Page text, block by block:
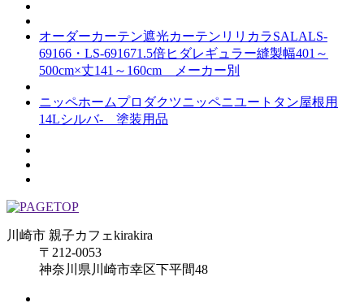
オーダーカーテン遮光カーテンリリカラSALALS-
69166・LS-691671.5倍ヒダレギュラー縫製幅401～
500cm×丈141～160cm メーカー別
ニッペホームプロダクツニッペニユートタン屋根用
14Lシルバ- 塗装用品
川崎市 親子カフェkirakira
〒212-0053
神奈川県川崎市幸区下平間48